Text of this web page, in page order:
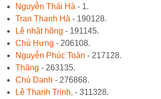
Nguyễn Thái Hà - 1.
Tran Thanh Hà - 190128.
Lê nhật hồng - 191145.
Chú Hưng - 206108.
Nguyễn Phúc Toàn - 217128.
Thăng - 263135.
Chú Danh - 276868.
Lê Thanh Trinh, - 311328.